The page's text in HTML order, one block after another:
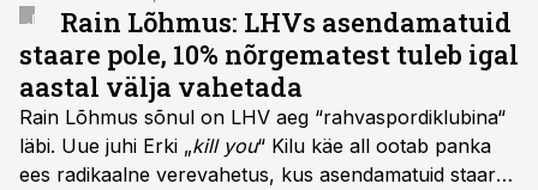
muutusi tellida ja inimeste stiilid ongi erinevad.
Rain Lõhmus: LHVs asendamatuid
staare pole, 10% nõrgematest tuleb igal
aastal välja vahetada
Rain Lõhmus sõnul on LHV aeg “rahvaspordiklubina“
läbi. Uue juhi Erki „kill you“ Kilu käe all ootab panka
ees radikaalne verevahetus, kus asendamatuid staare